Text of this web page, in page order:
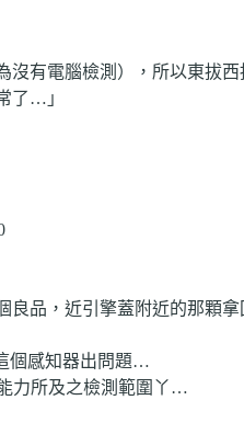
沒有電腦檢測），所以東拔
了…」
良品，近引擎蓋附近的那顆拿
個感知器出問題…
力所及之檢測範圍丫…